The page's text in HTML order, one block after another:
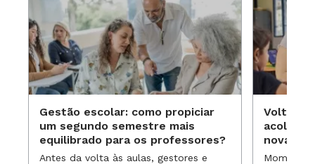
Gestão escolar: como propiciar
um segundo semestre mais
equilibrado para os professores?
Antes da volta às aulas, gestores e
Volta às
novas